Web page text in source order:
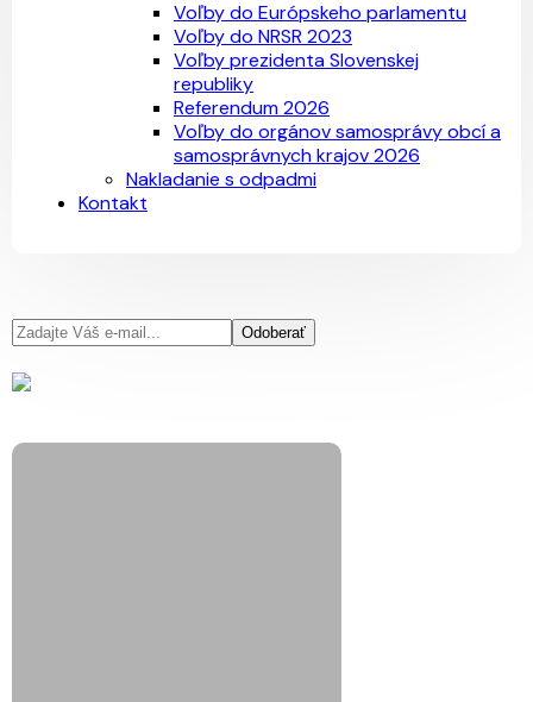
Voľby do Európskeho parlamentu
Voľby do NRSR 2023
Voľby prezidenta Slovenskej
republiky
Referendum 2026
Voľby do orgánov samosprávy obcí a
samosprávnych krajov 2026
Nakladanie s odpadmi
Kontakt
Odoberať